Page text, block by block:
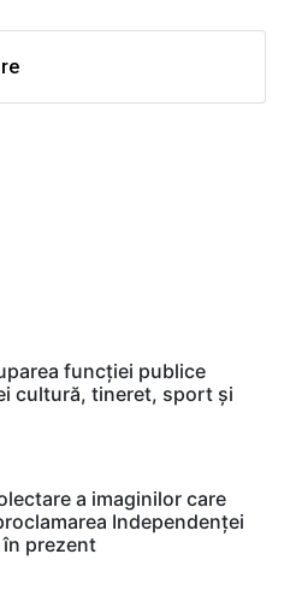
funcţiei publice
cultură, tineret, sport şi
a imaginilor care
Independenței
în prezent